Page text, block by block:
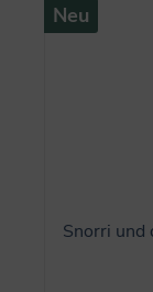
Neu
Snorri und